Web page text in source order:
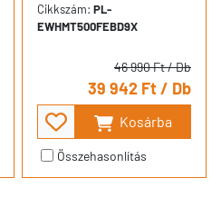
Cikkszám: PL-
EWHMT500FEBD9X
46 990 Ft/ Db
39 942 Ft/ Db
Kosárba
Összehasonlítás